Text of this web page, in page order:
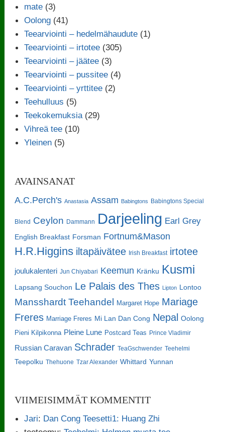
mate (3)
Oolong (41)
Teearviointi – hedelmähaudute (1)
Teearviointi – irtotee (305)
Teearviointi – jäätee (3)
Teearviointi – pussitee (4)
Teearviointi – yrttitee (2)
Teehulluus (5)
Teekokemuksia(29)
Vihreä tee (10)
Yleinen (5)
AVAINSANAT
A.C.Perch's Anastasia Assam Babingtons Babingtons Special
Blend Ceylon Dammann Darjeeling Earl Grey
English Breakfast Forsman Fortnum&Mason
H.R.Higgins iltapäivätee Irish Breakfast irtotee
joulukalenteri Jun Chiyabari Keemun Kränku Kusmi
Lapsang Souchon Le Palais des Thes Lipton Lontoo
Mansshardt Teehandel Margaret Hope Mariage
Freres Marriage Freres Mi Lan Dan Cong Nepal Oolong
Pieni Kilpikonna Pleine Lune Postcard Teas Prince Vladimir
Russian Caravan Schrader TeaGschwender Teehelmi
Teepolku Thehuone Tzar Alexander Whittard Yunnan
VIIMEISIMMÄT KOMMENTIT
Jari: Dan Cong Teesetti1: Huang Zhi